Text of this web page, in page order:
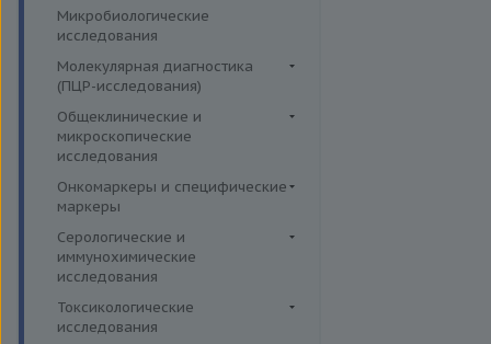
Иммуномодуляторы
Микробиологические
исследования
Молекулярная диагностика
(ПЦР-исследования)
Аденовирусная инфекция
Анализ микробиоценоза
влагалища
Вирусы герпеса 6,7,8 типов
Гепатит G
Гонорея
Гранулоцитарный анаплазмоз
Общеклинические и
микроскопические
исследования
Кал
Кровь
Микроскопические
исследования
Моча
Онкомаркеры и специфические
маркеры
Онкомаркеры
Специфические маркеры
Серологические и
иммунохимические
исследования
Аденовирус
Аспергиллез
Токсикологические
исследования